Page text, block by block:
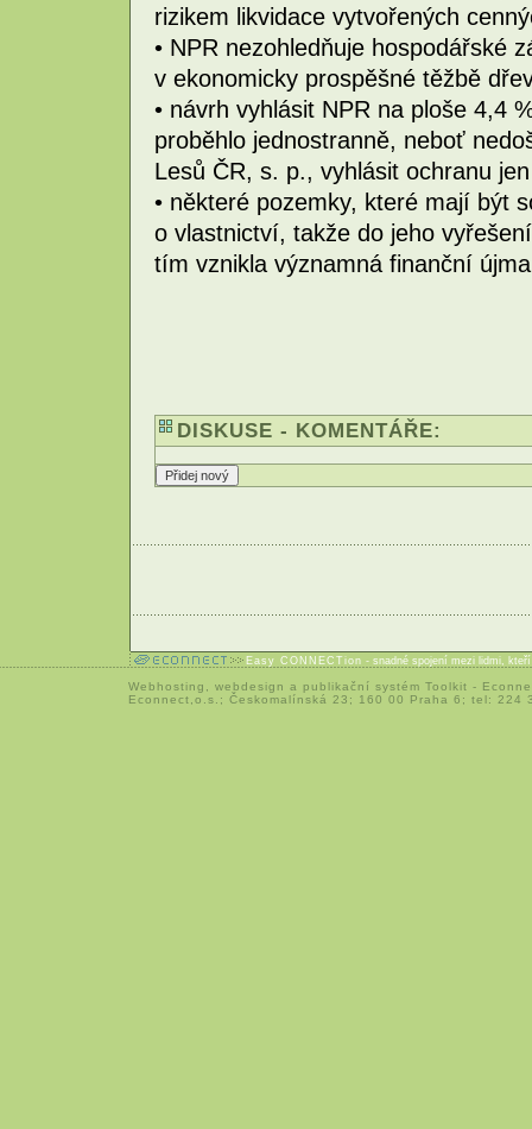
rizikem likvidace vytvořených
• NPR nezohledňuje hospodářské
v ekonomicky prospěšné těžbě
• návrh vyhlásit NPR na ploše 4,4
proběhlo jednostranně, neboť
Lesů ČR, s. p., vyhlásit ochranu
• některé pozemky, které mají být
o vlastnictví, takže do jeho
tím vznikla významná finanční
DISKUSE - KOMENTÁŘE:
Easy CONNECTion - snadné spojení mezi lidmi,
Webhosting webdesign a publikační systém Toolkit -
Econnect,o.s.; Českomalínská 23; 160 00 Praha 6; tel: 224